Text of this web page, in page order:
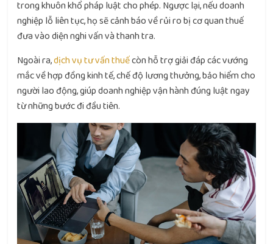
trong khuôn khổ pháp luật cho phép. Ngược lại, nếu doanh
nghiệp lỗ liên tục, họ sẽ cảnh báo về rủi ro bị cơ quan thuế
đưa vào diện nghi vấn và thanh tra.
Ngoài ra,dịch vụ tư vấn thuếcòn hỗ trợ giải đáp các vướng
mắc về hợp đồng kinh tế, chế độ lương thưởng, bảo hiểm cho
người lao động, giúp doanh nghiệp vận hành đúng luật ngay
từ những bước đi đầu tiên.